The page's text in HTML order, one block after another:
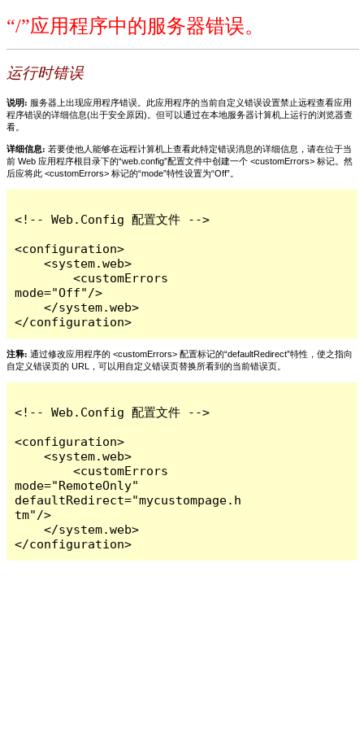
“/”应用程序中的服务器错误。
运行时错误
说明: 服务器上出现应用程序错误。此应用程序的当前自定义错误设置禁止远程查看应用
程序错误的详细信息(出于安全原因)。但可以通过在本地服务器计算机上运行的浏览器查
看。
详细信息: 若要使他人能够在远程计算机上查看此特定错误消息的详细信息，请在位于当
前 Web 应用程序根目录下的“web.config”配置文件中创建一个 <customErrors> 标记。然
后应将此 <customErrors> 标记的“mode”特性设置为“Off”。
<!-- Web.Config 配置文件 -->
<configuration>
    <system.web>
        <customErrors
mode="Off"/>
    </system.web>
</configuration>
注释: 通过修改应用程序的 <customErrors> 配置标记的“defaultRedirect”特性，使之指向
自定义错误页的 URL，可以用自定义错误页替换所看到的当前错误页。
<!-- Web.Config 配置文件 -->
<configuration>
    <system.web>
        <customErrors
mode="RemoteOnly"
defaultRedirect="mycustompage.h
tm"/>
    </system.web>
</configuration>